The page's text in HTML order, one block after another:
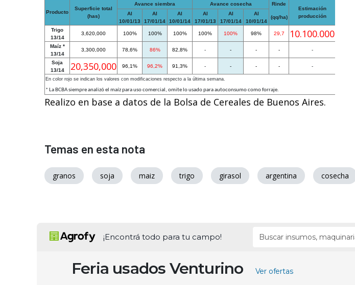
Producto
Superficie total
(has)
Avance siembra Avance cosecha
Rinde
Estimación
producción
Al
10/01/13
Al
17/01/14
Al
10/01/14
Al
17/01/13
Al
17/01/14
Al
10/01/14
(qq/ha)
Trigo
13/14
3,620,000 100% 100% 100% 100% 100% 98% 29,7 10.100.000
Maíz *
13/14
3,300,000 78,6% 86% 82,8% - - - - -
Soja
13/14
20,350,000 96,1% 96,2% 91,3% - - - - -
En color rojo se indican los valores con modificaciones respecto a la última semana.
* La BCBA siempre analizó el maíz para uso comercial, omite lo usado para autoconsumo como forraje.
Realizo en base a datos de la Bolsa de Cereales de Buenos Aires.
Temas en esta nota
granos soja maiz trigo girasol argentina cosecha
¡Encontrá todo para tu campo!
Feria usados Venturino Ver ofertas